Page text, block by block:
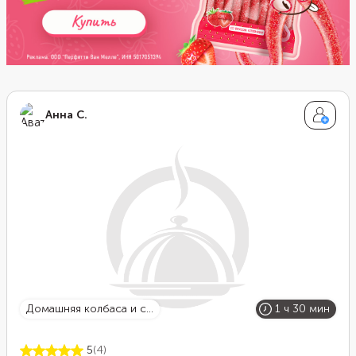
Анна С.
домашняя колбаса и с... 1 ч 30 мин
5(4)